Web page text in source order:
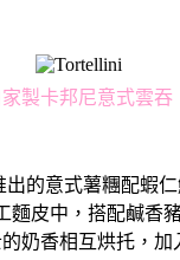
家製卡邦尼意式雲吞
的意式薯糰配蝦
⽪中，搭配鹹
奶香相互烘托，